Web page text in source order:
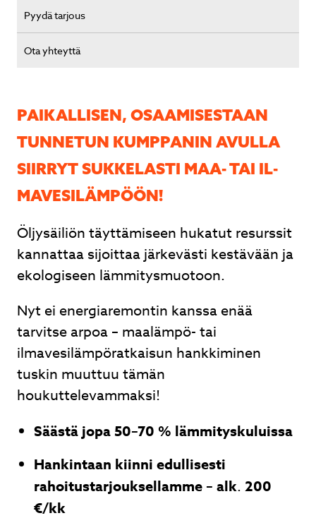
PAIKALLISEN, OSAA­MI­SES­TAAN
TUNNETUN KUMPPANIN AVULLA
SIIRRYT SUKKELASTI MAA- TAI IL­
MA­VE­SI­LÄM­PÖÖN!
Öljysäiliön täyttämiseen hukatut resurssit
kannattaa sijoittaa järkevästi kestävään ja
ekologiseen lämmitysmuotoon.
Nyt ei energiaremontin kanssa enää
tarvitse arpoa – maalämpö- tai
ilmavesilämpöratkaisun hankkiminen
tuskin muuttuu tämän
houkuttelevammaksi!
Säästä jopa 50–70 % lämmityskuluissa
Hankintaan kiinni edullisesti
rahoitustarjouksellamme – alk. 200
€/kk
Pyydä tarjous
Ota yhteyttä